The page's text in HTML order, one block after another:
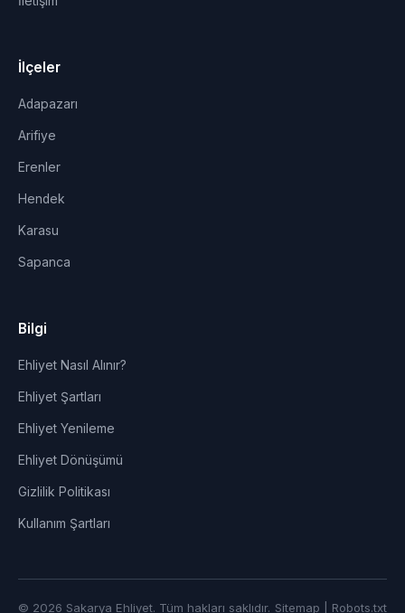
İlçeler
Adapazarı
Arifiye
Erenler
Hendek
Karasu
Sapanca
Bilgi
Ehliyet Nasıl Alınır?
Ehliyet Şartları
Ehliyet Yenileme
Ehliyet Dönüşümü
Gizlilik Politikası
Kullanım Şartları
© 2026 Sakarya Ehliyet. Tüm hakları saklıdır. Sitemap Robots.txt